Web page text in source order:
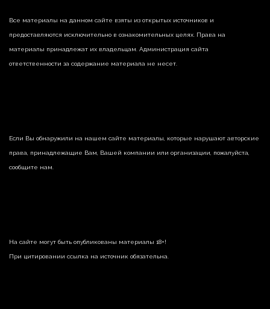
Все материалы на данном сайте взяты из открытых источников и
предоставляются исключительно в ознакомительных целях. Права на
материалы принадлежат их владельцам. Администрация сайта
ответственности за содержание материала не несет.
Если Вы обнаружили на нашем сайте материалы, которые нарушают авторские
права, принадлежащие Вам, Вашей компании или организации, пожалуйста,
сообщите нам.
На сайте могут быть опубликованы материалы 18+!
При цитировании ссылка на источник обязательна.